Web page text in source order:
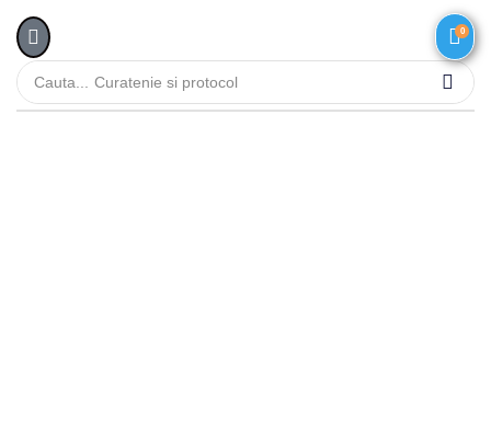
Cauta... Curatenie si protocol
0